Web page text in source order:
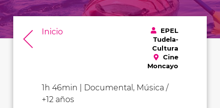
Inicio
EPEL
Tudela-
Cultura
Cine
Moncayo
1h 46min | Documental, Música /
+12 años